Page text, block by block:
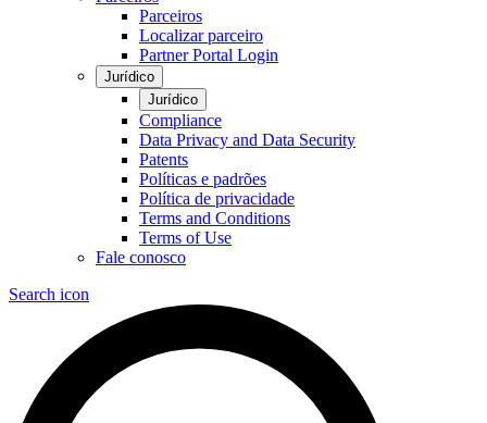
Parceiros
Localizar parceiro
Partner Portal Login
Jurídico
Jurídico
Compliance
Data Privacy and Data Security
Patents
Políticas e padrões
Política de privacidade
Terms and Conditions
Terms of Use
Fale conosco
Search icon